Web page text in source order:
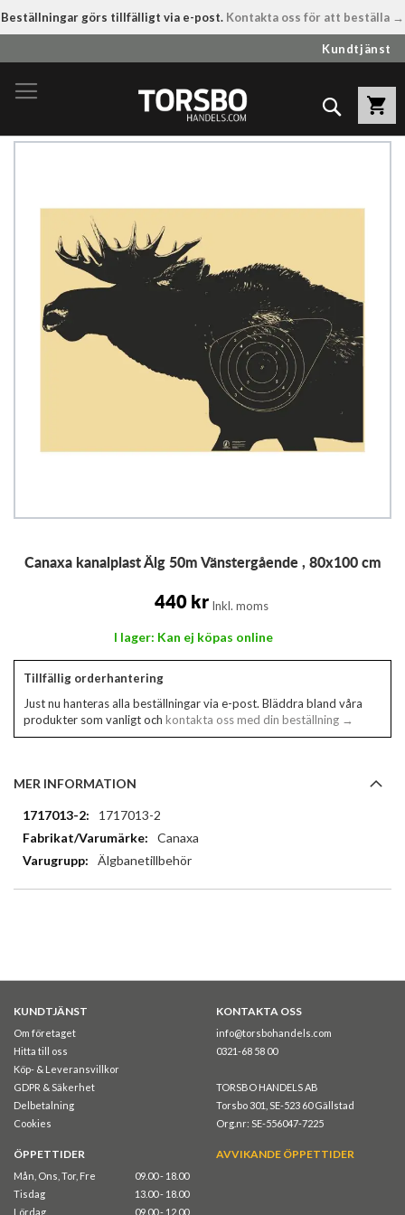
Beställningar görs tillfälligt via e-post. Kontakta oss för att beställa →
till
innehållet
Kundtjänst
Sök
bildgalleriet
tillCanaxa kanalplast Älg 50m Vänstergående , 80x100 cm
440 kr Inkl. moms
I lager: Kan ej köpas online
Tillfällig orderhantering
Just nu hanteras alla beställningar via e-post. Bläddra bland våra
produkter som vanligt och kontakta oss med din beställning →
MER INFORMATION
Mer
information
1717013-2
Canaxa
Älgbanetillbehör
KUNDTJÄNST
Om företaget
Hitta till oss
Köp- & Leveransvillkor
GDPR & Säkerhet
Delbetalning
Cookies
KONTAKTA OSS
info@torsbohandels.com
0321-68 58 00
TORSBO HANDELS AB
Torsbo 301, SE-523 60 Gällstad
Org.nr: SE-556047-7225
ÖPPETTIDER
Mån, Ons, Tor, Fre
09.00 - 18.00
Tisdag
13.00 - 18.00
Lördag
09.00 - 12.00
AVVIKANDE ÖPPETTIDER